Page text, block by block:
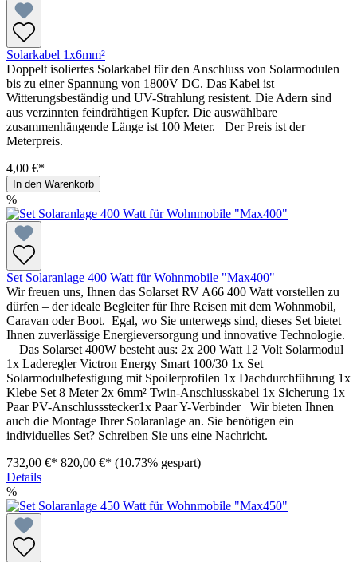
Solarkabel 1x6mm²
Doppelt isoliertes Solarkabel für den Anschluss von Solarmodulen
bis zu einer Spannung von 1800V DC. Das Kabel ist
Witterungsbeständig und UV-Strahlung resistent. Die Adern sind
aus verzinnten feindrähtigen Kupfer. Die auswählbare
zusammenhängende Länge ist 100 Meter. Der Preis ist der
Meterpreis.
4,00 €*
In den Warenkorb
%
Set Solaranlage 400 Watt für Wohnmobile "Max400"
Wir freuen uns, Ihnen das Solarset RV A66 400 Watt vorstellen zu
dürfen – der ideale Begleiter für Ihre Reisen mit dem Wohnmobil,
Caravan oder Boot. Egal, wo Sie unterwegs sind, dieses Set bietet
Ihnen zuverlässige Energieversorgung und innovative Technologie.
Das Solarset 400W besteht aus: 2x 200 Watt 12 Volt Solarmodul
1x Laderegler Victron Energy Smart 100/30 1x Set
Solarmodulbefestigung mit Spoilerprofilen 1x Dachdurchführung 1x
Klebe Set 8 Meter 2x 6mm² Twin-Anschlusskabel 1x Sicherung 1x
Paar PV-Anschlussstecker1x Paar Y-Verbinder Wir bieten Ihnen
auch die Montage Ihrer Solaranlage an. Sie benötigen ein
individuelles Set? Schreiben Sie uns eine Nachricht.
732,00 €* 820,00 €* (10.73% gespart)
Details
%